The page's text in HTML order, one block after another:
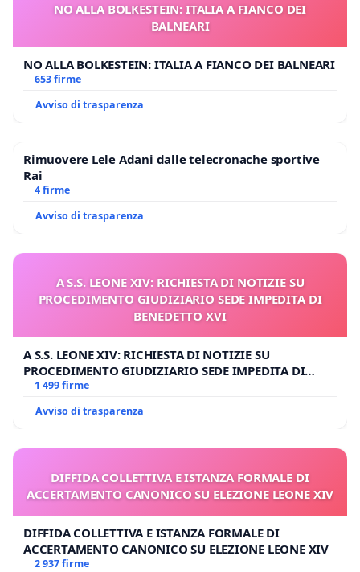
NO ALLA BOLKESTEIN: ITALIA A FIANCO DEI
BALNEARI
NO ALLA BOLKESTEIN: ITALIA A FIANCO DEI BALNEARI
653 firme
Avviso di trasparenza
Rimuovere Lele Adani dalle telecronache sportive
Rai
4 firme
Avviso di trasparenza
A S.S. LEONE XIV: RICHIESTA DI NOTIZIE SU
PROCEDIMENTO GIUDIZIARIO SEDE IMPEDITA DI
BENEDETTO XVI
A S.S. LEONE XIV: RICHIESTA DI NOTIZIE SU
PROCEDIMENTO GIUDIZIARIO SEDE IMPEDITA DI
BENEDETTO XVI
1 499 firme
Avviso di trasparenza
DIFFIDA COLLETTIVA E ISTANZA FORMALE DI
ACCERTAMENTO CANONICO SU ELEZIONE LEONE XIV
DIFFIDA COLLETTIVA E ISTANZA FORMALE DI
ACCERTAMENTO CANONICO SU ELEZIONE LEONE XIV
2 937 firme